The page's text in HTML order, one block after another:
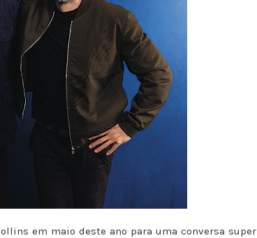
em maio deste ano para uma conversa super